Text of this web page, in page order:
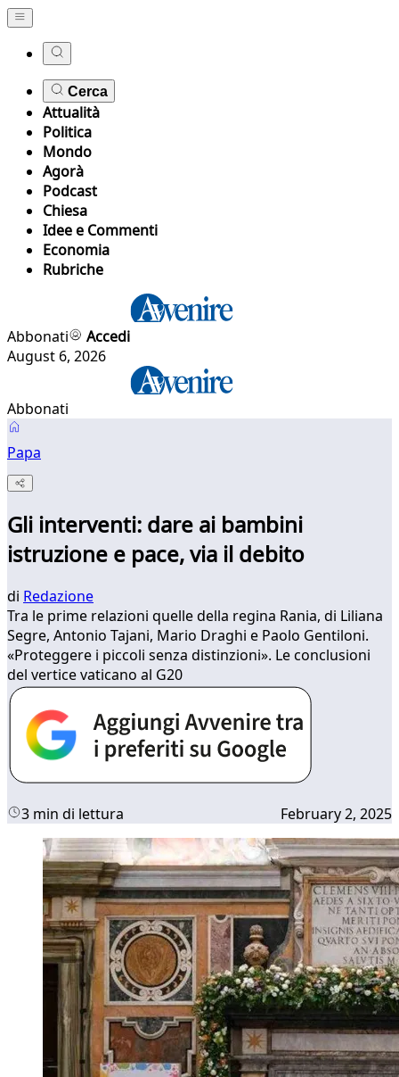
Cerca
Attualità
Politica
Mondo
Agorà
Podcast
Chiesa
Idee e Commenti
Economia
Rubriche
Abbonati
Accedi
August 6, 2026
Abbonati
Papa
Gli interventi: dare ai bambini
istruzione e pace, via il debito
di Redazione
Tra le prime relazioni quelle della regina Rania, di Liliana
Segre, Antonio Tajani, Mario Draghi e Paolo Gentiloni.
«Proteggere i piccoli senza distinzioni». Le conclusioni
del vertice vaticano al G20
3 min di lettura February 2, 2025